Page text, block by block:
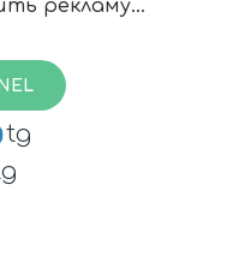
рекламу в
tg